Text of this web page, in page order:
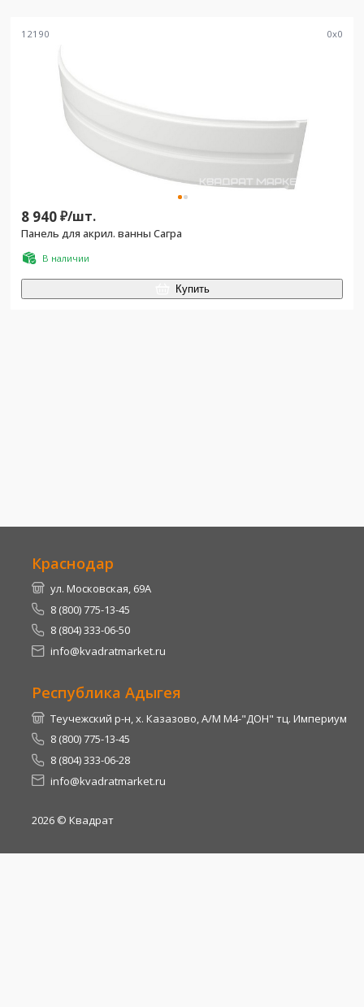
12190 0x0
8 940₽/шт.
Панель для акрил. ванны Сагра
В наличии
Купить
Краснодар
ул. Московская, 69А
8 (800) 775-13-45
8 (804) 333-06-50
info@kvadratmarket.ru
Республика Адыгея
Теучежский р-н, х. Казазово, А/М М4-"ДОН" тц. Империум
8 (800) 775-13-45
8 (804) 333-06-28
info@kvadratmarket.ru
2026 © Квадрат